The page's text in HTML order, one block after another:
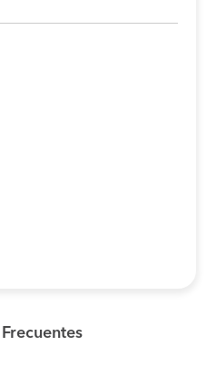
Frecuentes